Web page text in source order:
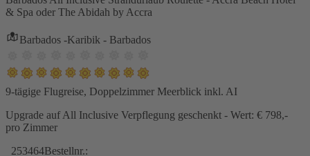
& Spa oder The Abidah by Accra
Barbados -Karibik - Barbados
9-tägige Flugreise, Doppelzimmer Meerblick inkl. AI
Upgrade auf All Inclusive Verpflegung geschenkt - Wert: € 798,-
pro Zimmer
253464Bestellnr.: